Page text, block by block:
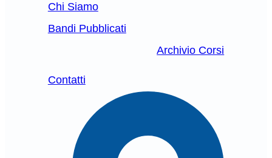
Chi Siamo
Bandi Pubblicati
Archivio Corsi
Contatti